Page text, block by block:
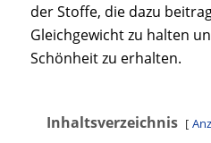
der Stoffe, die dazu
Gleichgewicht zu halten
Schönheit zu erhalten.
Inhaltsverzeichnis